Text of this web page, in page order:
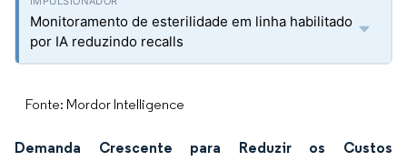
Monitoramento de esterilidade em linha habilitado
por IA reduzindo recalls
Fonte: Mordor Intelligence
Demanda Crescente para Reduzir os Custos